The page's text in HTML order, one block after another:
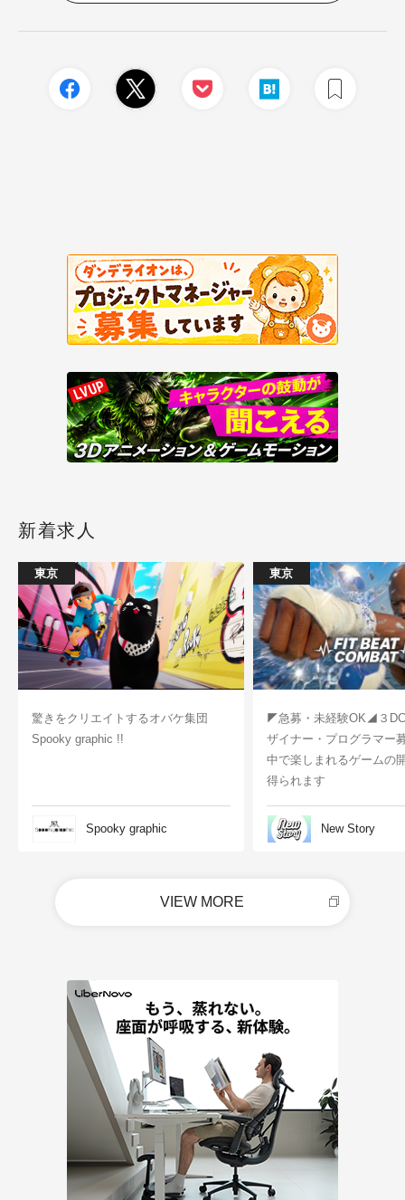
新着求人
東京
驚きをクリエイトするオバケ集団
Spooky graphic !!
Spooky graphic
東京
◤急募・未経験OK◢３
ザイナー・プログラマー
中で楽しまれるゲームの
得られます
New Story
VIEW MORE